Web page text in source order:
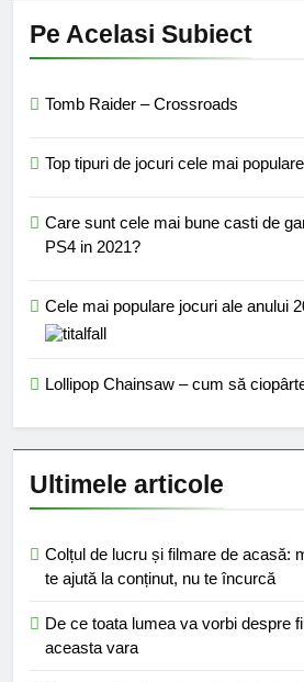
Pe Acelasi Subiect
Tomb Raider – Crossroads
Top tipuri de jocuri cele mai
Care sunt cele mai bune casti de
PS4 in 2021?
Cele mai populare jocuri ale anului
Lollipop Chainsaw – cum să
Ultimele articole
Colțul de lucru și filmare de acasă:
te ajută la conținut, nu te încurcă
De ce toata lumea va vorbi despre
aceasta vara